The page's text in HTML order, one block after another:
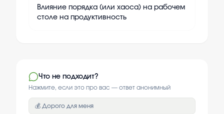
Влияние порядка (или хаоса) на рабочем
столе на продуктивность
Что не подходит?
Нажмите, если это про вас — ответ анонимный
💰 Дорого для меня